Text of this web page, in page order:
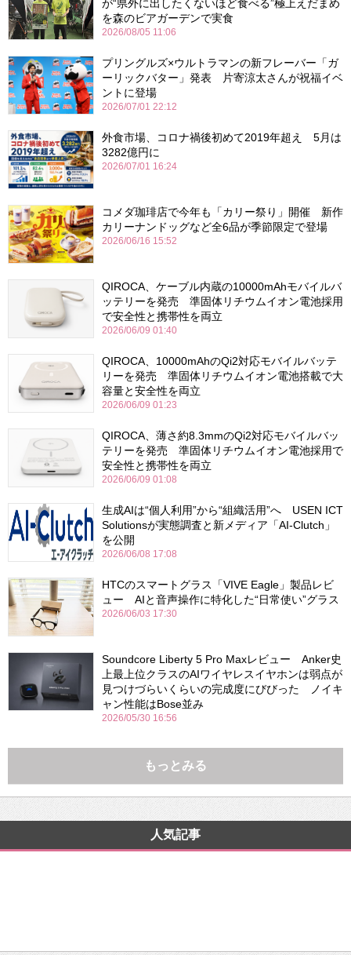
が“県外に出したくないほど食べる”極上えだまめ
を森のビアガーデンで実食
2026/08/05 11:06
プリングルズ×ウルトラマンの新フレーバー「ガ
ーリックバター」発表 片寄涼太さんが祝福イベ
ントに登場
2026/07/01 22:12
外食市場、コロナ禍後初めて2019年超え 5月は
3282億円に
2026/07/01 16:24
コメダ珈琲店で今年も「カリー祭り」開催 新作
カリーナンドッグなど全6品が季節限定で登場
2026/06/16 15:52
QIROCA、ケーブル内蔵の10000mAhモバイルバ
ッテリーを発売 準固体リチウムイオン電池採用
で安全性と携帯性を両立
2026/06/09 01:40
QIROCA、10000mAhのQi2対応モバイルバッテ
リーを発売 準固体リチウムイオン電池搭載で大
容量と安全性を両立
2026/06/09 01:23
QIROCA、薄さ約8.3mmのQi2対応モバイルバッ
テリーを発売 準固体リチウムイオン電池採用で
安全性と携帯性を両立
2026/06/09 01:08
生成AIは“個人利用”から“組織活用”へ USEN ICT
Solutionsが実態調査と新メディア「AI-Clutch」
を公開
2026/06/08 17:08
HTCのスマートグラス「VIVE Eagle」製品レビ
ュー AIと音声操作に特化した“日常使い”グラス
2026/06/03 17:30
Soundcore Liberty 5 Pro Maxレビュー Anker史
上最上位クラスのAIワイヤレスイヤホンは弱点が
見つけづらいくらいの完成度にびびった ノイキ
ャン性能はBose並み
2026/05/30 16:56
もっとみる
人気記事